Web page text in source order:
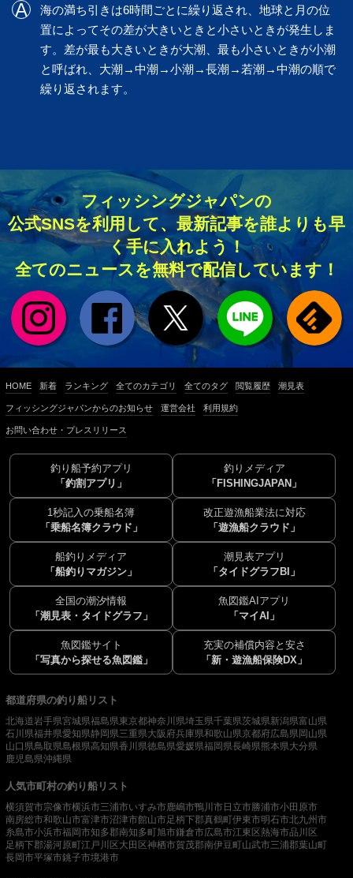
海の満ち引きは6時間ごとに繰り返され、地球と月の位
置によってその差が大きいときと小さいときが発生しま
す。差が最も大きいときが大潮、最も小さいときが小潮
と呼ばれ、大潮→中潮→小潮→長潮→若潮→中潮の順で
繰り返されます。
フィッシングジャパンの
公式SNSを利用して、最新記事を誰よりも早
く手に入れよう！
全てのニュースを無料で配信しています！
HOME 新着 ランキング 全てのカテゴリ 全てのタグ 閲覧履歴 潮見表
フィッシングジャパンからのお知らせ 運営会社 利用規約
お問い合わせ・プレスリリース
釣り船予約アプリ
「釣割アプリ」
釣りメディア
「FISHINGJAPAN」
1秒記入の乗船名簿
「乗船名簿クラウド」
改正遊漁船業法に対応
「遊漁船クラウド」
船釣りメディア
「船釣りマガジン」
潮見表アプリ
「タイドグラフBI」
全国の潮汐情報
「潮見表・タイドグラフ」
魚図鑑AIアプリ
「マイAI」
魚図鑑サイト
「写真から探せる魚図鑑」
充実の補償内容と安さ
「新・遊漁船保険DX」
都道府県の釣り船リスト
北海道岩手県宮城県福島県東京都神奈川県埼玉県千葉県茨城県新潟県富山県
石川県福井県愛知県静岡県三重県大阪府兵庫県和歌山県京都府広島県岡山県
山口県鳥取県島根県高知県香川県徳島県愛媛県福岡県長崎県熊本県大分県
鹿児島県沖縄県
人気市町村の釣り船リスト
横須賀市宗像市横浜市三浦市いすみ市鹿嶋市鴨川市 日立市勝浦市小田原市
南房総市和歌山市富津市沼津市館山市足柄下郡真鶴町伊東市明石市北九州市
糸島市小浜市福岡市知多郡南知多町旭市鎌倉市広島市江東区熱海市品川区
足柄下郡湯河原町江戸川区 大田区神栖市賀茂郡南伊豆町山武市三浦郡葉山町
長岡市平塚市銚子市境港市